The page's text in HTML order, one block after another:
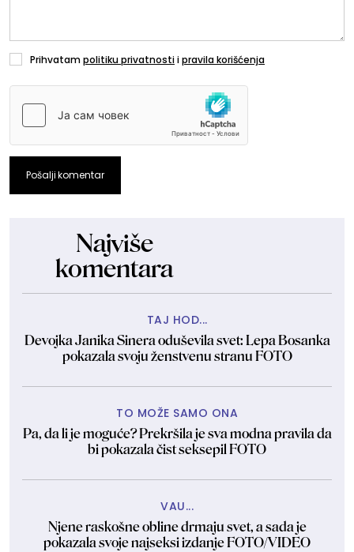
Prihvatampolitiku privatnostiipravila korišćenja
Pošalji komentar
Najviše
komentara
TAJ HOD...
Devojka Janika Sinera oduševila svet: Lepa Bosanka
pokazala svoju ženstvenu stranu FOTO
TO MOŽE SAMO ONA
Pa, da li je moguće? Prekršila je sva modna pravila da
bi pokazala čist seksepil FOTO
VAU...
Njene raskošne obline drmaju svet, a sada je
pokazala svoje najseksi izdanje FOTO/VIDEO